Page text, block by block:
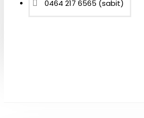
0464 217 6565 (sabit)